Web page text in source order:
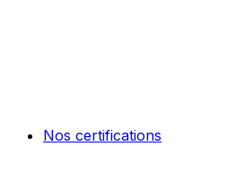
Nos certifications